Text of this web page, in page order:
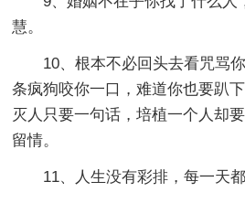
慧。
10、根本不必回头去看咒骂你
条疯狗咬你一口，难道你也要趴
灭人只要一句话，培植一个人却
留情。
11、人生没有彩排，每一天都